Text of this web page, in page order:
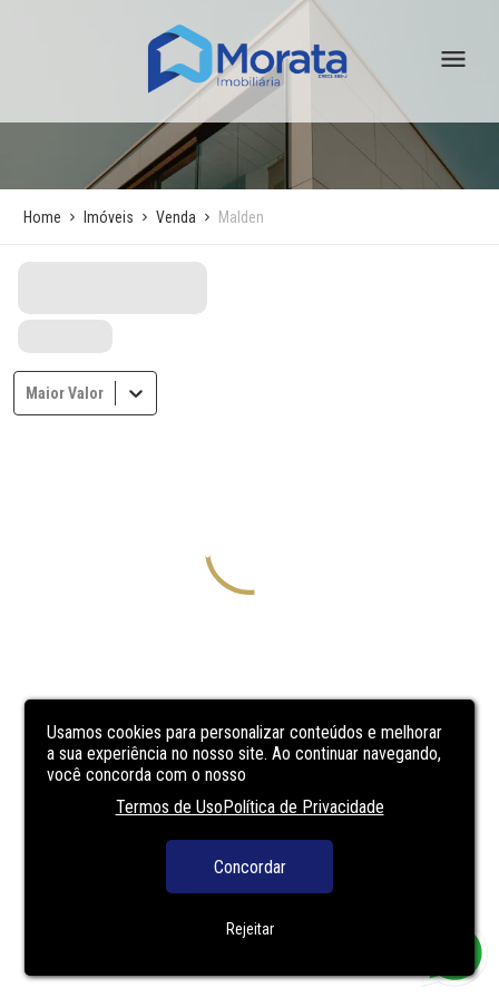
Usamos cookies para personalizar conteúdos e melhorar
a sua experiência no nosso site. Ao continuar navegando,
você concorda com o nosso
Termos de UsoPolítica de Privacidade
Concordar
Rejeitar
Home Imóveis Venda Malden
Maior Valor